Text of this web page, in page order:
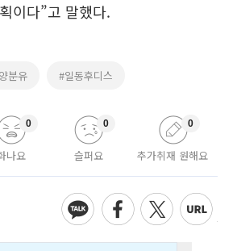
이다”고 말했다.
분유 #일동후디스
나요
0
슬퍼요
0
추가취재 원해요
0